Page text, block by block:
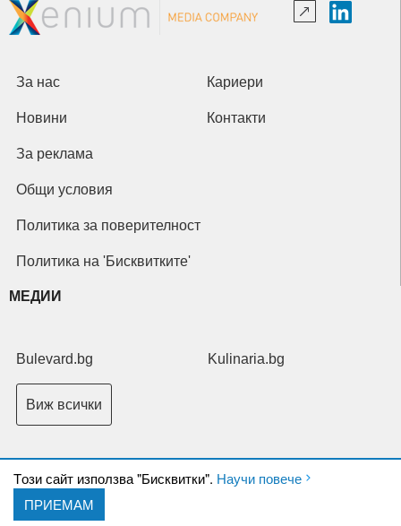
Tози сайт използва "Бисквитки". Научи повече
ПРИЕМАМ
За нас Кариери
Новини Контакти
За реклама
Общи условия
Политика за поверителност
Политика на 'Бисквитките'
МЕДИИ
Bulevard.bg Kulinaria.bg
Виж всички
Copyright © 2026 Ксениум ООД. Всички права запазени.